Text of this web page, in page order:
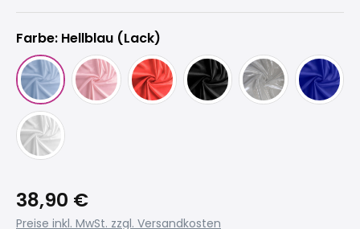
Farbe: Hellblau (Lack)
38,90 €
Preise inkl. MwSt. zzgl. Versandkosten